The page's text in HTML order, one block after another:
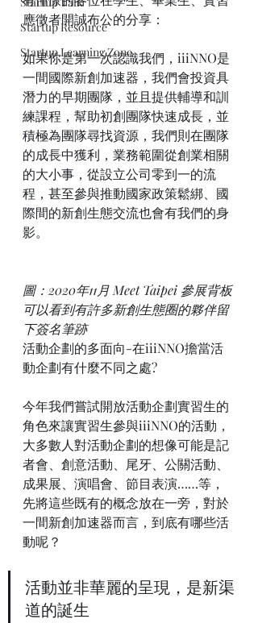
Startup Resource
Startup Learning Zone
應徵者開誠布公的分享：
如果你是第一次認識我們，iiiNNO是
一間國際新創加速器，我們會投資具
潛力的早期團隊，並且提供輔導和訓
練課程，幫助初創團隊快速成長，並
積極為團隊尋找資源，我們則在團隊
的成長中獲利，業務範圍從創業相關
的大小事，從設立公司零到一的流
程，甚至參與推動國家政策鬆綁、國
際間的新創生態交流也會有我們的身
影。
圖：2020年11月 Meet Taipei 參展背板
可以看到有許多新創生態圈的夥伴留
下簽名筆跡
活動企劃的多面向-在iiiNNO擔當活
動企劃有什麼不同之處?
今年我們嘗試開放活動企劃實習生的
角色來讓實習生參與iiiNNO的活動，
大多數人對活動企劃的想像可能是記
者會、創意活動、尾牙、公關活動、
成果展、演唱會、節目表演……等，
先將這些既有的概念放在一旁，對於
一間新創加速器而言，到底有哪些活
動呢？
活動並非華麗的呈現，是新渠
道的誕生